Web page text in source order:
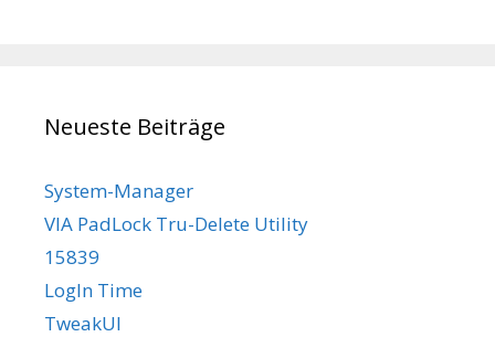
Neueste Beiträge
System-Manager
VIA PadLock Tru-Delete Utility
15839
LogIn Time
TweakUI